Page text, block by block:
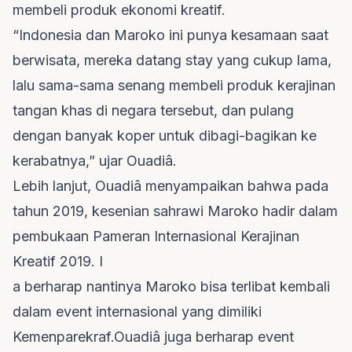
membeli produk ekonomi kreatif.
“Indonesia dan Maroko ini punya kesamaan saat
berwisata, mereka datang stay yang cukup lama,
lalu sama-sama senang membeli produk kerajinan
tangan khas di negara tersebut, dan pulang
dengan banyak koper untuk dibagi-bagikan ke
kerabatnya,” ujar Ouadiâ.
Lebih lanjut, Ouadiâ menyampaikan bahwa pada
tahun 2019, kesenian sahrawi Maroko hadir dalam
pembukaan Pameran Internasional Kerajinan
Kreatif 2019. I
a berharap nantinya Maroko bisa terlibat kembali
dalam event internasional yang dimiliki
Kemenparekraf.Ouadiâ juga berharap event